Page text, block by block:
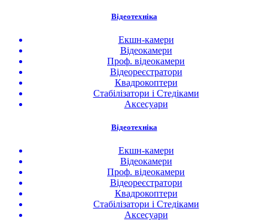
Відеотехніка
Екшн-камери
Відеокамери
Проф. відеокамери
Відеореєстратори
Квадрокоптери
Стабілізатори і Стедіками
Аксесуари
Відеотехніка
Екшн-камери
Відеокамери
Проф. відеокамери
Відеореєстратори
Квадрокоптери
Стабілізатори і Стедіками
Аксесуари